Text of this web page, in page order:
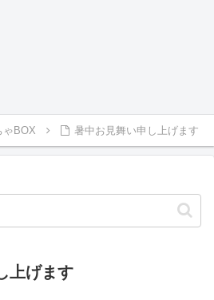
ゃBOX 暑中お見舞い申し上げます
上げます